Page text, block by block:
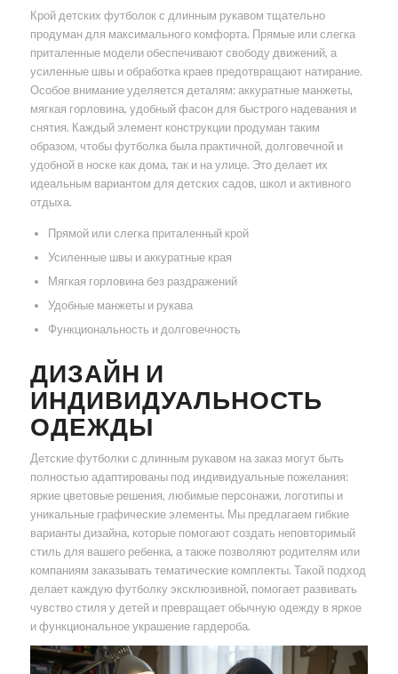
Крой детских футболок с длинным рукавом тщательно
продуман для максимального комфорта. Прямые или слегка
приталенные модели обеспечивают свободу движений, а
усиленные швы и обработка краев предотвращают натирание.
Особое внимание уделяется деталям: аккуратные манжеты,
мягкая горловина, удобный фасон для быстрого надевания и
снятия. Каждый элемент конструкции продуман таким
образом, чтобы футболка была практичной, долговечной и
удобной в носке как дома, так и на улице. Это делает их
идеальным вариантом для детских садов, школ и активного
отдыха.
Прямой или слегка приталенный крой
Усиленные швы и аккуратные края
Мягкая горловина без раздражений
Удобные манжеты и рукава
Функциональность и долговечность
ДИЗАЙН И
ИНДИВИДУАЛЬНОСТЬ
ОДЕЖДЫ
Детские футболки с длинным рукавом на заказ могут быть
полностью адаптированы под индивидуальные пожелания:
яркие цветовые решения, любимые персонажи, логотипы и
уникальные графические элементы. Мы предлагаем гибкие
варианты дизайна, которые помогают создать неповторимый
стиль для вашего ребенка, а также позволяют родителям или
компаниям заказывать тематические комплекты. Такой подход
делает каждую футболку эксклюзивной, помогает развивать
чувство стиля у детей и превращает обычную одежду в яркое
и функциональное украшение гардероба.